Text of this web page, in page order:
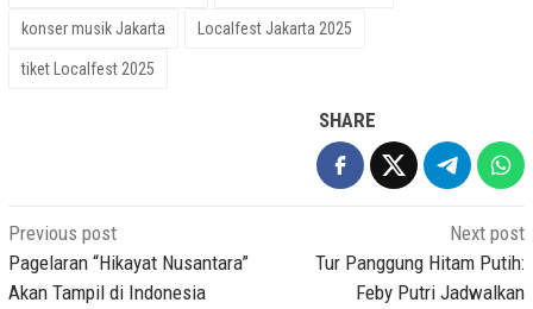
konser musik Jakarta Localfest Jakarta 2025
tiket Localfest 2025
SHARE
Post
navigation
Previous post
Pagelaran “Hikayat Nusantara”
Akan Tampil di Indonesia
Next post
Tur Panggung Hitam Putih:
Feby Putri Jadwalkan